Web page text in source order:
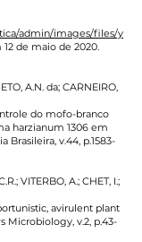
admin/images/files/y
12 de maio de 2020.
A.N. da; CARNEIRO,
do mofo-branco
harzianum 1306 em
Brasileira, v.44, p.1583-
VITERBO, A.; CHET, I.;
avirulent plant
Microbiology, v.2, p.43-